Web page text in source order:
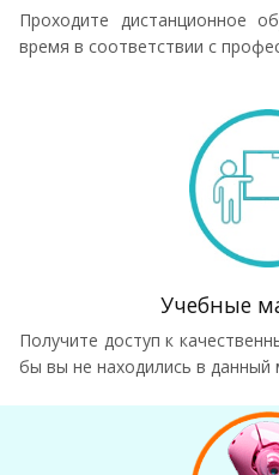
Проходите дистанционное
время в соответствии с
Учебные
Получите доступ к
бы вы не находились в данный